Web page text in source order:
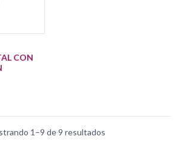
CON
1–9 de 9 resultados